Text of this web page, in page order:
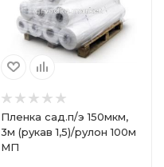
Пленка сад.п/э 150мкм,
3м (рукав 1,5)/рулон 100м
МП